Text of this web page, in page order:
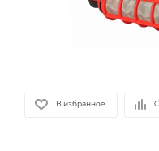
В избранное